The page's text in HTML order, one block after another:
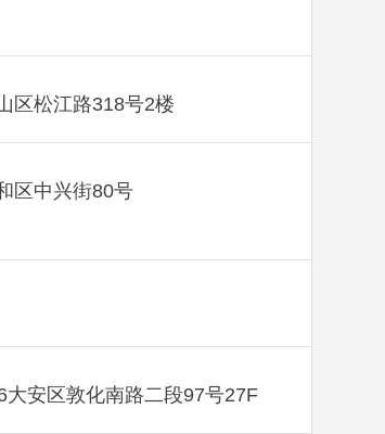
区松江路318号2楼
区中兴街80号
大安区敦化南路二段97号27F